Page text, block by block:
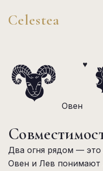
Celestea
Овен
♥
Два огня рядом — это
Овен и Лев понимают